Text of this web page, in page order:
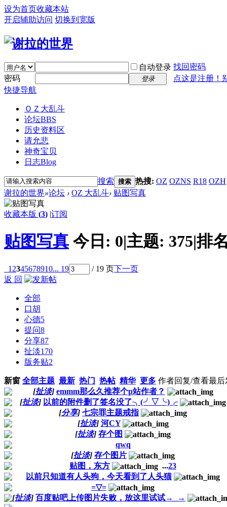
设为首页收藏本站
开启辅助访问 切换到宽版
自动登录 找回密码
密码
登录
点这是注册！
快捷导航
ＯＺ大乱斗
论坛BBS
历史资料区
请允悲
神奇宝贝
日志Blog
搜索 搜索 热搜: OZ OZNS R18 OZH
谢拉的世界»论坛 › OZ 大乱斗› 贴图写真
收藏本版 (3) |订阅
贴图写真 今日: 0|主题: 375|排
1 2345678910... 19 / 19 页下一页
返 回
全部
口胡
心德5
提问8
分享87
扯淡170
版务贴2
新窗 全部主题 最新 热门 热帖 精华 更多 作者回复/查看最后
[扯淡] emmm那么久推荐个p站作者？
[扯淡] 以前的附件删了签名没了╮(╯▽╰)╭
[分享] 七宗罪主题戒指
[扯淡] 河CY
[扯淡] 存个图
qwq
[扯淡] 存个图片
贴图，东方
...23
以前只知道有人头狗，今天看到了人头猫
=▽=
[扯淡] 百度贴吧上传图片失败，放这里试试→_→